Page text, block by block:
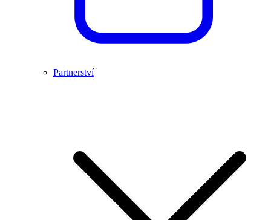
Partnerství